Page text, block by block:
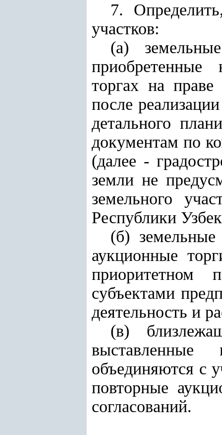
7.
участков:
(а) земельные
приобретенные
торгах на
после
детального
документам по
(далее -
земли не
земельного
Республики
(б)
аукционные
приоритетном
субъектами
деятельность и
(в)
выставленные
объединяются с
повторные
согласований.